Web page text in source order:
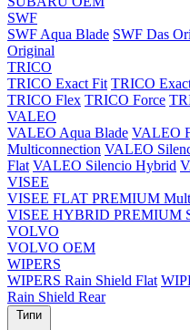
SWF
SWF Aqua Blade SWF Das
Original
TRICO
TRICO Exact Fit TRICO
TRICO Flex TRICO Force
VALEO
VALEO Aqua Blade VALEO
Multiconnection VALEO
Flat VALEO Silencio Hybrid
VISEE
VISEE FLAT PREMIUM
VISEE HYBRID PREMIUM
VOLVO
VOLVO OEM
WIPERS
WIPERS Rain Shield Flat
Rain Shield Rear
Типи